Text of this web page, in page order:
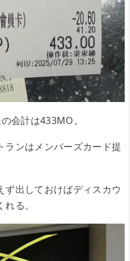
会計は433MO。
ランはメンバーズカード提
出しておけばディスカウ
る。